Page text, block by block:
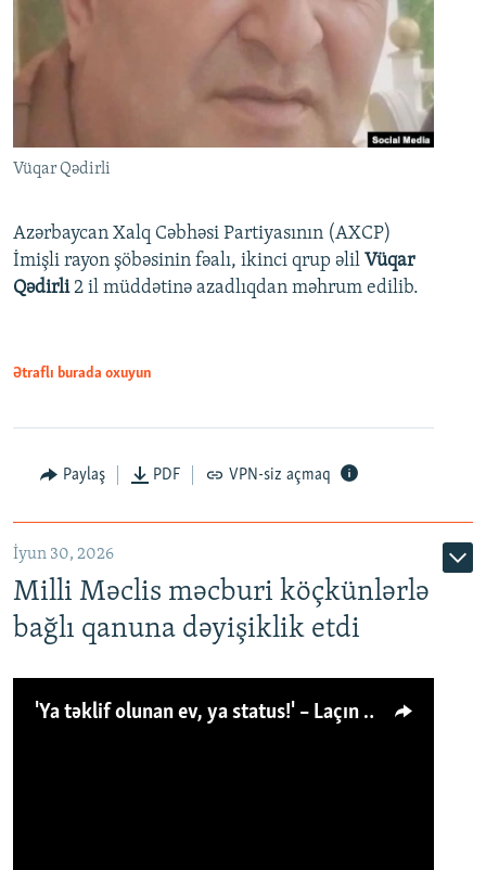
Vüqar Qədirli
Azərbaycan Xalq Cəbhəsi Partiyasının (AXCP)
İmişli rayon şöbəsinin fəalı, ikinci qrup əlil Vüqar
Qədirli2 il müddətinə azadlıqdan məhrum edilib.
Ətraflı burada oxuyun
Paylaş PDF VPN-siz açmaq
İyun 30, 2026
Milli Məclis məcburi köçkünlərlə
bağlı qanuna dəyişiklik etdi
'Ya təklif olunan ev, ya status!' – Laçın köçkünü: 'Laçından başqa heç hara!'